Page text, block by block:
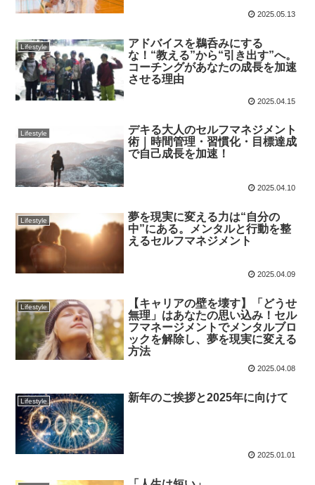
2025.05.13
Lifestyle
アドバイスを鵜呑みにする
な！“教える”から“引き出す”へ。
コーチングがあなたの成長を加速
させる理由
2025.04.15
Lifestyle
デキる大人のセルフマネジメント
術｜時間管理・習慣化・目標達成
で自己成長を加速！
2025.04.10
Lifestyle
夢を現実に変える力は“自分の
中”にある。メンタルと行動を整
えるセルフマネジメント
2025.04.09
Lifestyle
【キャリアの壁を壊す】「どうせ
無理」はあなたの思い込み！セル
フマネージメントでメンタルブロ
ックを解除し、夢を現実に変える
方法
2025.04.08
Lifestyle 新年のご挨拶と2025年に向けて
2025.01.01